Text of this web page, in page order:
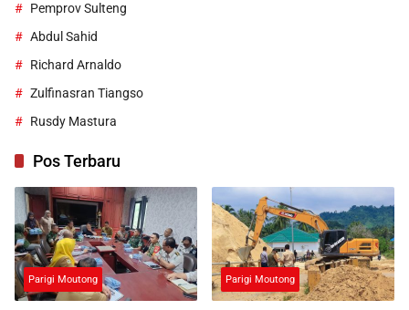
Pemprov Sulteng
Abdul Sahid
Richard Arnaldo
Zulfinasran Tiangso
Rusdy Mastura
Pos Terbaru
Parigi Moutong Parigi Moutong